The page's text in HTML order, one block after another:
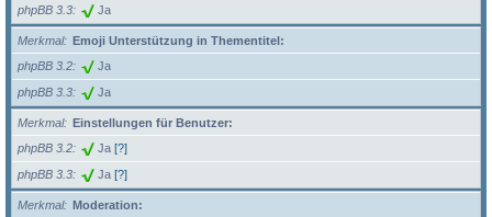
phpBB 3.3 Ja
Merkmal
Emoji Unterstützung in Thementitel:
phpBB 3.2
Ja
phpBB 3.3 Ja
Merkmal
Einstellungen für Benutzer:
phpBB 3.2
Ja [?]
phpBB 3.3 Ja [?]
Merkmal
Moderation: